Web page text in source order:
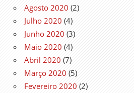
Agosto 2020 (2)
Julho 2020 (4)
Junho 2020 (3)
Maio 2020 (4)
Abril 2020 (7)
Março 2020 (5)
Fevereiro 2020 (2)